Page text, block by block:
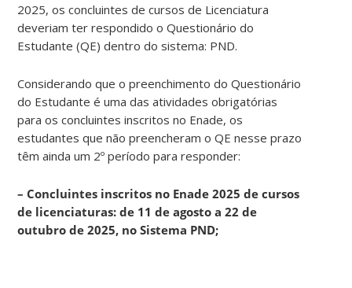
2025, os concluintes de cursos de Licenciatura
deveriam ter respondido o Questionário do
Estudante (QE) dentro do sistema: PND.
Considerando que o preenchimento do Questionário
do Estudante é uma das atividades obrigatórias
para os concluintes inscritos no Enade, os
estudantes que não preencheram o QE nesse prazo
têm ainda um 2º período para responder:
– Concluintes inscritos no Enade 2025 de cursos
de licenciaturas: de 11 de agosto a 22 de
outubro de 2025, no Sistema PND;